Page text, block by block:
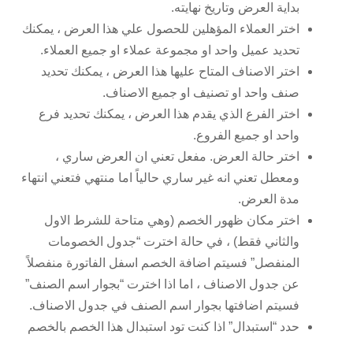
بداية العرض وتاريخ نهايته.
اختر العملاء المؤهلين للحصول علي هذا العرض ، يمكنك
تحديد عميل واحد او مجموعة عملاء او جميع العملاء.
اختر الاصناف المتاح عليها هذا العرض ، يمكنك تحديد
صنف واحد او تصنيف او جميع الاصناف.
اختر الفرع الذي يقدم هذا العرض ، يمكنك تحديد فرع
واحد او جميع الفروع.
اختر حالة العرض. مفعل تعني ان العرض ساري ،
ومعطل تعني انه غير ساري حالياً اما منتهي فتعني انتهاء
مدة العرض.
اختر مكان ظهور الخصم (وهي متاحة للشرط الاول
والثاني فقط) ، في حالة اخترت “جدول الخصومات
المنفصل” فسيتم اضافة الخصم اسفل الفاتورة منفصلاً
عن جدول الاصناف ، اما اذا اخترت “بجوار اسم الصنف”
فسيتم اضافتها بجوار اسم الصنف في جدول الاصناف.
حدد “استبدال” اذا كنت تود استبدال هذا الخصم بالخصم